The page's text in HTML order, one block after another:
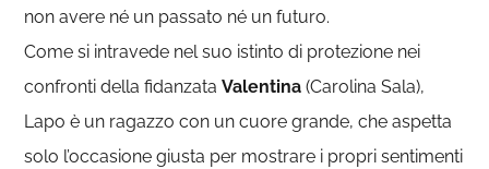
non avere né un passato né un futuro.
Come si intravede nel suo istinto di protezione nei
confronti della fidanzataValentina (Carolina Sala),
Lapo è un ragazzo con un cuore grande, che aspetta
solo l’occasione giusta per mostrare i propri sentimenti